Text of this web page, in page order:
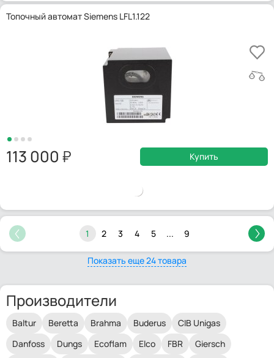
Топочный автомат Siemens LFL1.122
113 000 Купить
1 2 3 4 5 ... 9
Показать еще 24 товара
Производители
Baltur Beretta Brahma Buderus
CIB Unigas
Danfoss
Dungs Ecoflam Elco FBR
Giersch